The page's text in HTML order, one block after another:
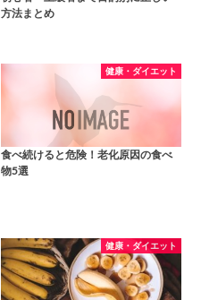
方法まとめ
健康・ダイエット
食べ続けると危険！老化原因の食べ
物5選
健康・ダイエット